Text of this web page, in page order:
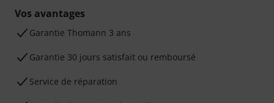
Vos avantages
Ga­ran­tie Thomann 3 ans
Garantie 30 jours satisfait ou remboursé
Service de réparation